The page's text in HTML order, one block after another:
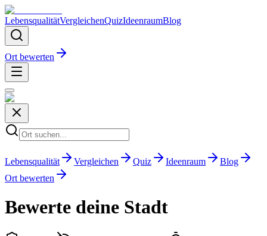
LebensqualitätVergleichenQuizIdeenraumBlog
Ort bewerten
Lebensqualität Vergleichen Quiz Ideenraum
Blog
Ort bewerten
Bewerte deine Stadt